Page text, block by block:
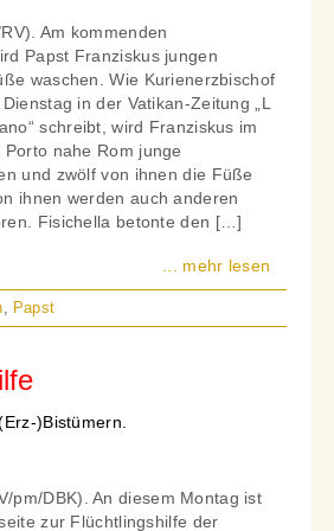
Am kommenden
Papst Franziskus jungen
waschen. Wie Kurienerzbischof
in der Vatikan-Zeitung „L
schreibt, wird Franziskus im
nahe Rom junge
und zwölf von ihnen die Füße
ihnen werden auch anderen
Fisichella betonte den […]
... mehr lesen
, Papst
)Bistümern.
pm/DBK). An diesem Montag ist
zur Flüchtlingshilfe der